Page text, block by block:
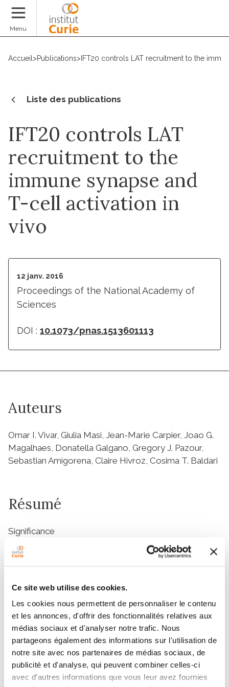
Ce site web utilise des cookies.
Les cookies nous permettent de personnaliser le contenu
et les annonces, d'offrir des fonctionnalités relatives aux
médias sociaux et d'analyser notre trafic. Nous
partageons également des informations sur l'utilisation de
notre site avec nos partenaires de médias sociaux, de
publicité et d'analyse, qui peuvent combiner celles-ci
avec d'autres informations que vous leur avez fournies
Menu
Accueil >Publications> IFT20 controls LAT recruitment to the
Liste des publications
IFT20 controls LAT
recruitment to the
immune synapse and
T-cell activation in
vivo
12 janv. 2016
Proceedings of the National Academy of
Sciences
DOI : 10.1073/pnas.1513601113
Auteurs
Omar I. Vivar, Giulia Masi, Jean-Marie Carpier, Joao G.
Magalhaes, Donatella Galgano, Gregory J. Pazour,
Sebastian Amigorena, Claire Hivroz, Cosima T. Baldari
Résumé
Significance
The immune synapse (IS), the site of cell–cell contact
between T cells and antigen-presenting cells, plays a
crucial role in the mounting of an immune response.
regulates polarized traffic to the IS, its role in T-cell
activation in vivo is unknown. Here we show that in the
absence of IFT20, T-cell receptor (TCR)-mediated
signaling and recruitment of the signaling adaptor LAT
to the immune synapse are impaired, leading to
defective CD4
T-cell activation and proliferation.
IFT20-defective mice fail to mount effective antigen-